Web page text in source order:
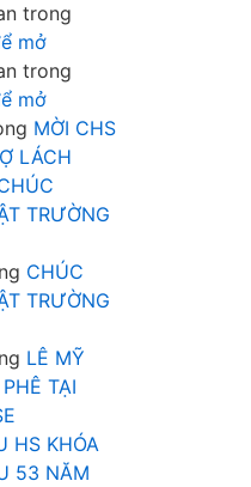
trong
mở
trong
mở
MỜI CHS
LÁCH
TRƯỜNG
CHÚC
TRƯỜNG
LÊ MỸ
TẠI
HS KHÓA
53 NĂM